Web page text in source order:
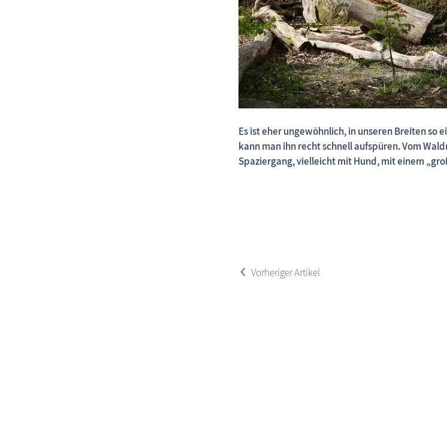
Fischland-Darß-Zingst.net: neu
Es ist eher ungewöhnlich, in unseren Breiten so
kann man ihn recht schnell aufspüren. Vom
Spaziergang, vielleicht mit Hund, mit einem
<